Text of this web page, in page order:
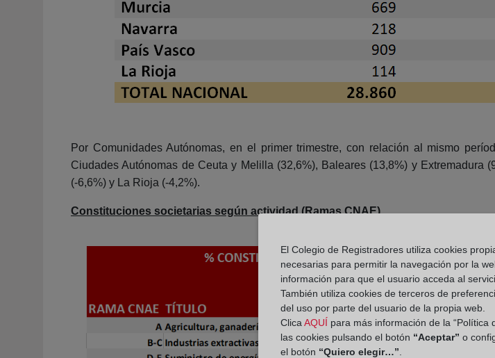
Por Comunidades Autónomas, en el primer trimestre, con relación al mismo
Ciudades Autónomas de Ceuta y Melilla (32,6%), Baleares (13,8%) y Extremadura
(-6,6%) y La Rioja (-4,2%).
Constituciones societarias según actividad (Ramas CNAE)
El Colegio de Registradores utiliza cookies
necesarias para permitir la navegación por la
información para que el usuario acceda al
También utiliza cookies de terceros de
del uso por parte del usuario de la propia web.
Clica AQUÍ para más información de la “Política
las cookies pulsando el botón “Aceptar” o
el botón “Quiero elegir…”